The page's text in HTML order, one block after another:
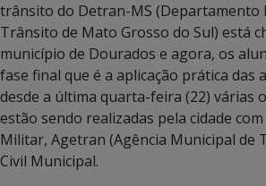
trânsito do Detran-MS (Departamento
Trânsito de Mato Grosso do Sul) está
município de Dourados e agora, os
fase final que é a aplicação prática das
desde a última quarta-feira (22) várias
estão sendo realizadas pela cidade
Militar, Agetran (Agência Municipal de
Civil Municipal.